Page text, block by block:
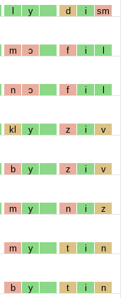
l y d i sm
m ɔ f i l
n ɔ f i l
kl y z i v
b y z i v
m y n i z
m y t i n
b y t i n